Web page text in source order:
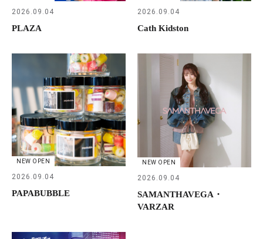
2026.09.04
PLAZA
2026.09.04
Cath Kidston
NEW OPEN
2026.09.04
PAPABUBBLE
NEW OPEN
2026.09.04
SAMANTHAVEGA・
VARZAR